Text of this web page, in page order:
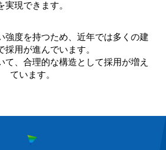
実現できます。
強度を持つため、近年では多くの建
採用が進んでいます。
て、合理的な構造として採用が増え
ています。